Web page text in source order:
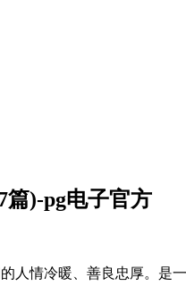
篇)-pg电子官方
人情冷暖、善良忠厚。是